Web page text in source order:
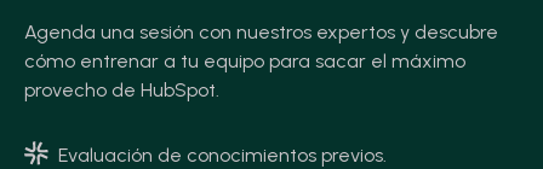
Agenda una sesión con nuestros expertos y descubre
cómo entrenar a tu equipo para sacar el máximo
provecho de HubSpot.
Evaluación de conocimientos previos.